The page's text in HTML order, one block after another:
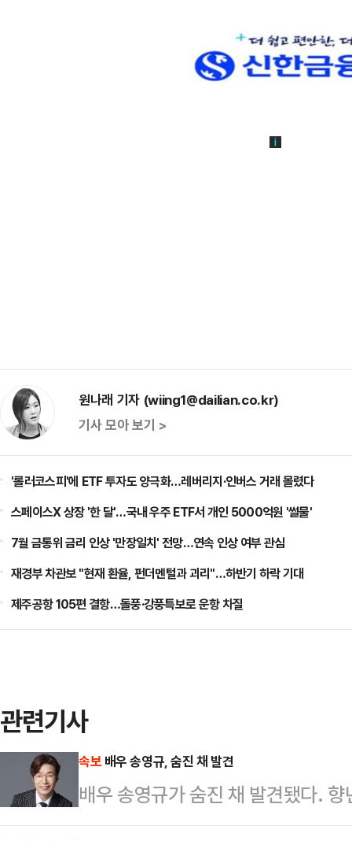
원나래 기자 (wiing1@dailian.co.kr)
기사 모아 보기 >
'롤러코스피'에 ETF 투자도 양극화…레버리지·인버스 거래 몰렸다
스페이스X 상장 '한 달'…국내 우주 ETF서 개인 5000억원 '썰물'
7월 금통위 금리 인상 '만장일치' 전망…연속 인상 여부 관심
재경부 차관보 "현재 환율, 펀더멘털과 괴리"…하반기 하락 기대
제주공항 105편 결항…돌풍·강풍특보로 운항 차질
관련기사
속보 배우 송영규, 숨진 채 발견
배우 송영규가 숨진 채 발견됐다.
규가 사망한 사실을 확인해 조사 중